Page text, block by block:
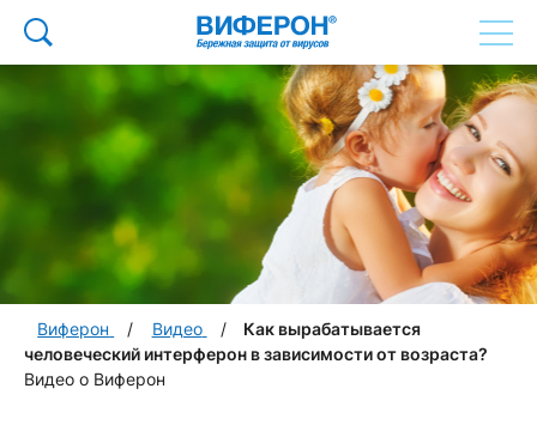
Видео о Виферон
Виферон Видео
Как вырабатывается
человеческий интерферон в зависимости от возраста?